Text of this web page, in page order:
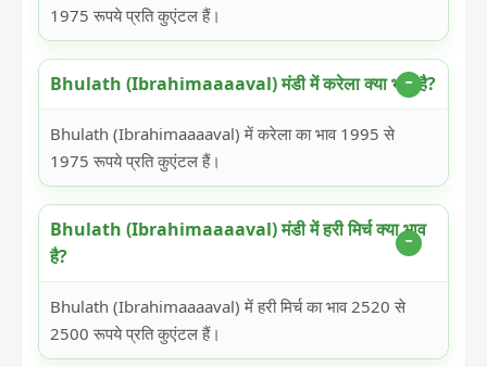
1975 रूपये प्रति कुएंटल हैं।
Bhulath (Ibrahimaaaaval) मंडी में करेला क्या भाव है?
Bhulath (Ibrahimaaaaval) में करेला का भाव 1995 से
1975 रूपये प्रति कुएंटल हैं।
Bhulath (Ibrahimaaaaval) मंडी में हरी मिर्च क्या भाव
है?
Bhulath (Ibrahimaaaaval) में हरी मिर्च का भाव 2520 से
2500 रूपये प्रति कुएंटल हैं।